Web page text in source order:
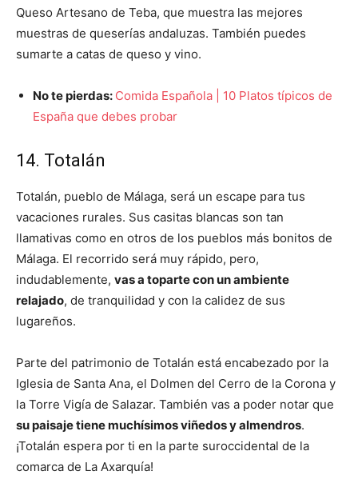
Queso Artesano de Teba, que muestra las mejores
muestras de queserías andaluzas. También puedes
sumarte a catas de queso y vino.
No te pierdas: Comida Española | 10 Platos típicos de
España que debes probar
14. Totalán
Totalán, pueblo de Málaga, será un escape para tus
vacaciones rurales. Sus casitas blancas son tan
llamativas como en otros de los pueblos más bonitos de
Málaga. El recorrido será muy rápido, pero,
indudablemente, vas a toparte con un ambiente
relajado, de tranquilidad y con la calidez de sus
lugareños.
Parte del patrimonio de Totalán está encabezado por la
Iglesia de Santa Ana, el Dolmen del Cerro de la Corona y
la Torre Vigía de Salazar. También vas a poder notar que
su paisaje tiene muchísimos viñedos y almendros.
¡Totalán espera por ti en la parte suroccidental de la
comarca de La Axarquía!